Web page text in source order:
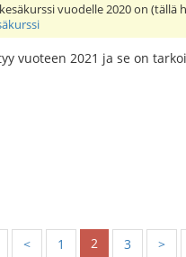
vuodelle 2020 on
vuoteen 2021 ja se on
< 1 2 3 >